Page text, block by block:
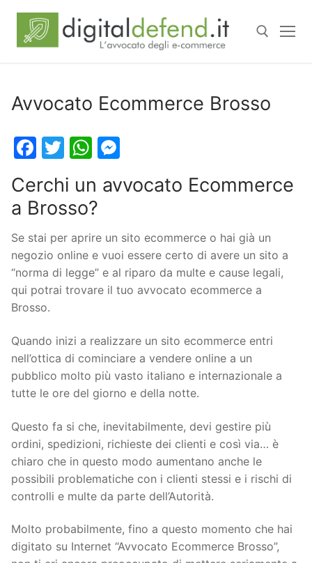
Avvocato Ecommerce Brosso
Facebook
TwitterWhatsApp
Cerchi un avvocato Ecommerce
a Brosso?
Se stai per aprire un sito ecommerce o hai già un
negozio online e vuoi essere certo di avere un sito a
“norma di legge” e al riparo da multe e cause legali,
qui potrai trovare il tuo avvocato ecommerce a
Brosso.
Quando inizi a realizzare un sito ecommerce entri
nell’ottica di cominciare a vendere online a un
pubblico molto più vasto italiano e internazionale a
tutte le ore del giorno e della notte.
Questo fa si che, inevitabilmente, devi gestire più
ordini, spedizioni, richieste dei clienti e così via… è
chiaro che in questo modo aumentano anche le
possibili problematiche con i clienti stessi e i rischi di
controlli e multe da parte dell’Autorità.
Molto probabilmente, fino a questo momento che hai
digitato su Internet “Avvocato Ecommerce Brosso”,